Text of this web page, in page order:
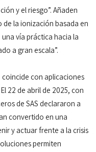
y el riesgo”. Añaden
la ionización basada en
vía práctica hacia la
a gran escala”.
con aplicaciones
22 de abril de 2025, con
de SAS declararon a
convertido en una
y actuar frente a la crisis
permiten